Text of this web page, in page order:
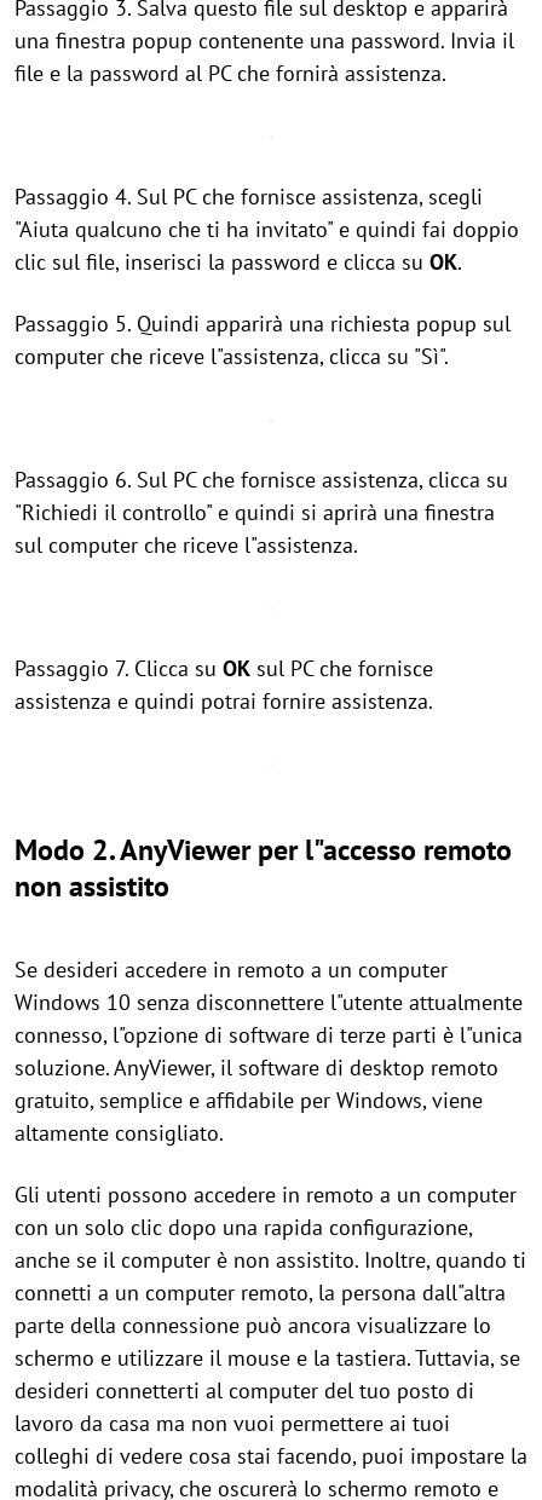
Passaggio 3. Salva questo file sul desktop e apparirà
una finestra popup contenente una password. Invia il
file e la password al PC che fornirà assistenza.
Passaggio 4. Sul PC che fornisce assistenza, scegli
"Aiuta qualcuno che ti ha invitato" e quindi fai doppio
clic sul file, inserisci la password e clicca su OK.
Passaggio 5. Quindi apparirà una richiesta popup sul
computer che riceve l"assistenza, clicca su "Sì".
Passaggio 6. Sul PC che fornisce assistenza, clicca su
"Richiedi il controllo" e quindi si aprirà una finestra
sul computer che riceve l"assistenza.
Passaggio 7. Clicca su OK sul PC che fornisce
assistenza e quindi potrai fornire assistenza.
Modo 2. AnyViewer per l"accesso remoto
non assistito
Se desideri accedere in remoto a un computer
Windows 10 senza disconnettere l"utente attualmente
connesso, l"opzione di software di terze parti è l"unica
soluzione. AnyViewer, il software di desktop remoto
gratuito, semplice e affidabile per Windows, viene
altamente consigliato.
Gli utenti possono accedere in remoto a un computer
con un solo clic dopo una rapida configurazione,
anche se il computer è non assistito. Inoltre, quando ti
connetti a un computer remoto, la persona dall"altra
parte della connessione può ancora visualizzare lo
schermo e utilizzare il mouse e la tastiera. Tuttavia, se
desideri connetterti al computer del tuo posto di
lavoro da casa ma non vuoi permettere ai tuoi
colleghi di vedere cosa stai facendo, puoi impostare la
modalità privacy, che oscurerà lo schermo remoto e